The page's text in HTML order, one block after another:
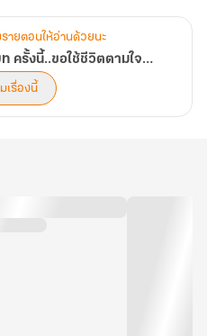
เอง
ายตอนให้อ่านด้วยนะ
[จบ] คุณหนูตัวปลอมขอฉีกบท ครั้งนี้..ขอใช้ชีวิตตามใจตัวเอง
เรื่องนี้